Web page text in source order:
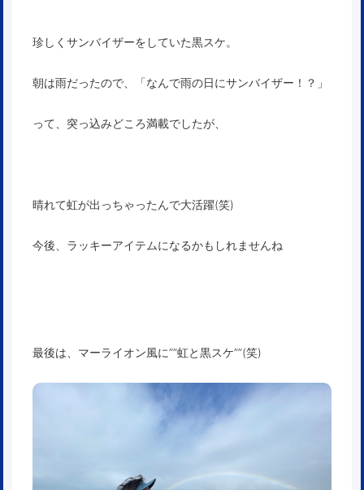
珍しくサンバイザーをしていた黒スケ。
朝は雨だったので、「なんで雨の日にサンバイザー！？」
って、突っ込みどころ満載でしたが、
晴れて虹が出っちゃったんで大活躍(笑)
今後、ラッキーアイテムになるかもしれませんね
最後は、マーライオン風に””虹と黒スケ””(笑)